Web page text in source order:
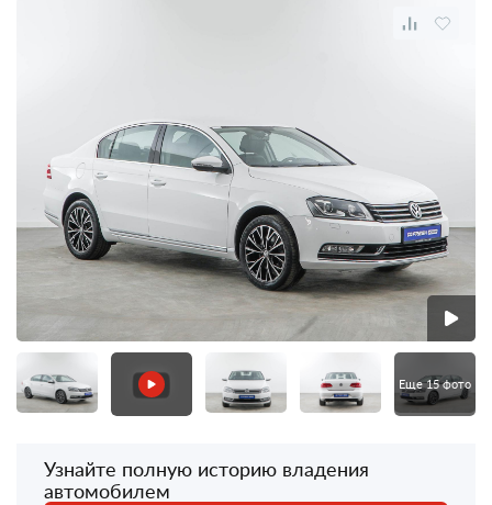
Еще 15 фото
Узнайте полную историю владения
автомобилем